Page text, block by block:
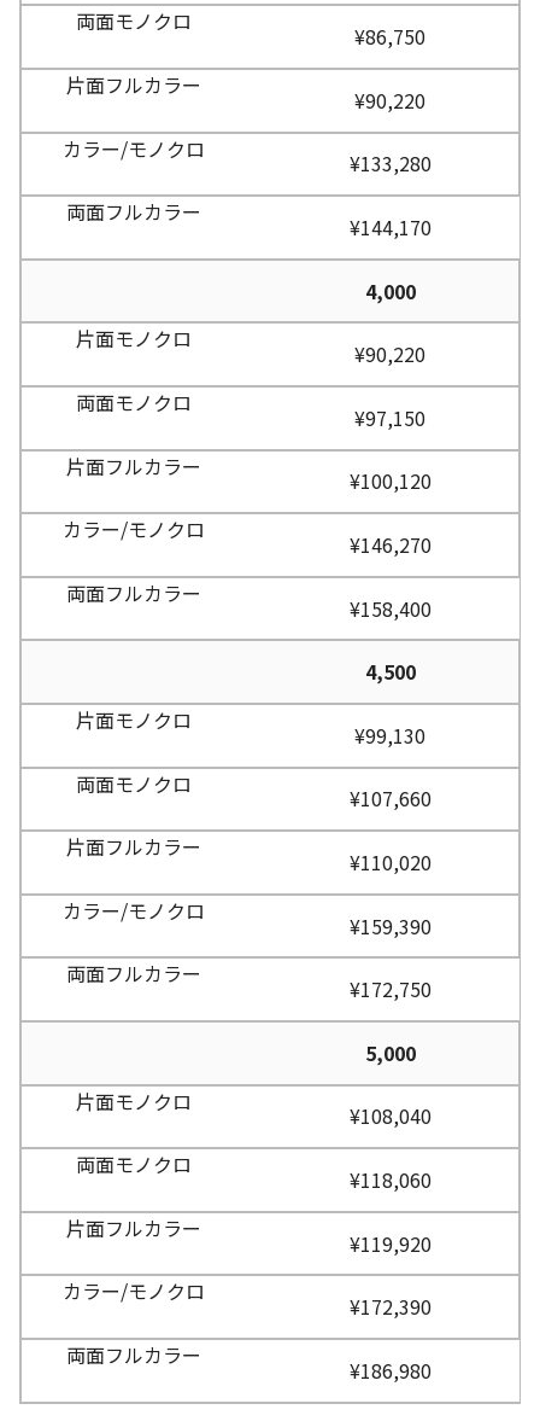
¥86,750
¥90,220
¥133,280
¥144,170
4,000
¥90,220
¥97,150
¥100,120
¥146,270
¥158,400
4,500
¥99,130
¥107,660
¥110,020
¥159,390
¥172,750
5,000
¥108,040
¥118,060
¥119,920
¥172,390
¥186,980